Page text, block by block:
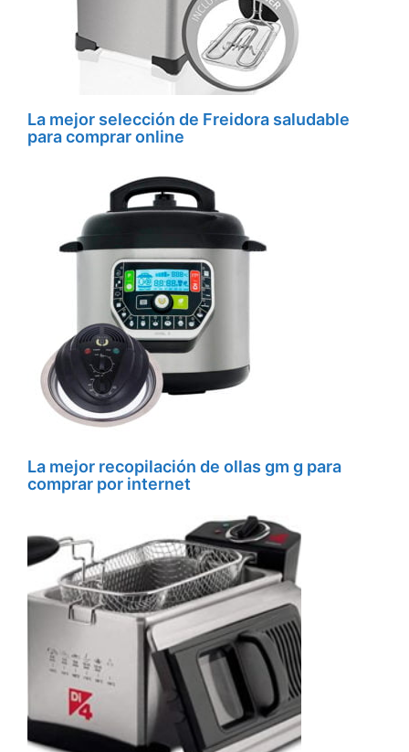
La mejor selección de Freidora saludable
para comprar online
La mejor recopilación de ollas gm g para
comprar por internet